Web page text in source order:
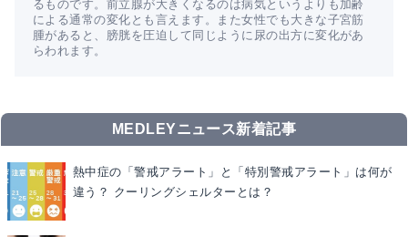
るものです。前立腺が大きくなるのは病気というよりも加齢
による通常の変化とも言えます。また女性でも大きな子宮筋
腫があると、膀胱を圧迫して同じように尿の出方に変化があ
らわれます。
MEDLEYニュース新着記事
熱中症の「警戒アラート」と「特別警戒アラート」は何が
違う？ クーリングシェルターとは？